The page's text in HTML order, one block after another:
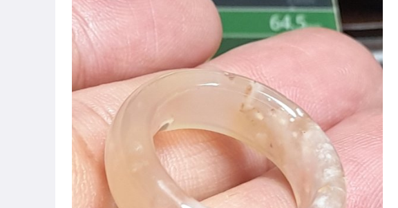
偶像、球員卡與郵幣
手錶與飾品配件
美容保養與彩妝